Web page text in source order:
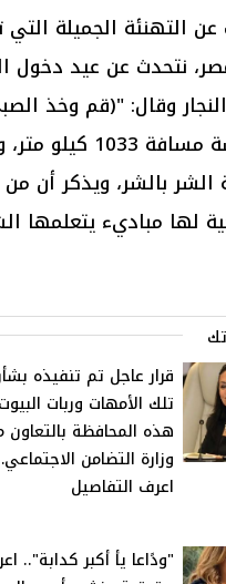
عن التهنئة الجميلة
نتحدث عن عيد دخول
وقال: "(قم وخذ
المقدسة
الشر بالشر، ويذكر أن
لها مباديء يتعلمها
قرار عاجل تم تنفيذه
تلك الأمهات وربات
هذه المحافظة بالتعاون
وزارة التضامن
اعرف التفاصيل
"ودًاعا يأ أكبر كدابة"..